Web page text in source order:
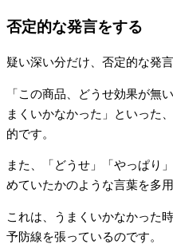
否定的な発言をする
疑い深い分だけ、否定的な発
「この商品、どうせ効果が無
まくいかなかった」といった
的です。
また、「どうせ」「やっぱり
めていたかのような言葉を多
これは、うまくいかなかった
予防線を張っているのです。